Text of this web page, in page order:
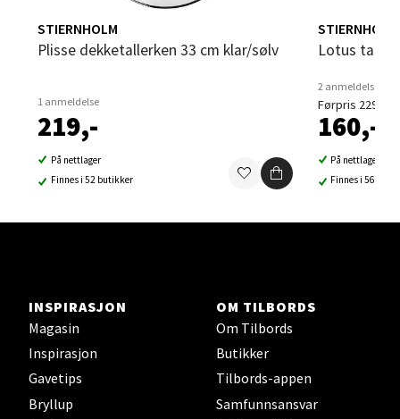
STIERNHOLM
Plisse dekketallerken 33 cm klar/sølv
1 anmeldelse
219,-
På nettlager
Finnes i 52 butikker
STIERNHOLM
Lotus
2 anmeldelser
Førpris 229,-
160,-
På nettlager
Finnes i 56
INSPIRASJON
Magasin
Inspirasjon
Gavetips
Bryllup
OM TILBORDS
Om Tilbords
Butikker
Tilbords-appen
Samfunnsansvar
Steinkjer - Thon Senter Steinkjer
Sjøfartsgata 2, 7714 Steinkjer
12 i butikk
Leirvik - Stord
Torgbakken 2, 5401 Stord
Åpent i dag 10-17
2 i butikk